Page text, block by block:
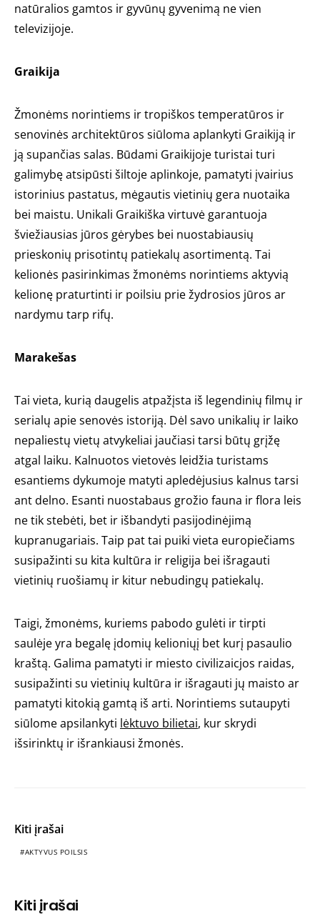
natūralios gamtos ir gyvūnų gyvenimą ne vien
televizijoje.
Graikija
Žmonėms norintiems ir tropiškos temperatūros ir
senovinės architektūros siūloma aplankyti Graikiją ir
ją supančias salas. Būdami Graikijoje turistai turi
galimybę atsipūsti šiltoje aplinkoje, pamatyti įvairius
istorinius pastatus, mėgautis vietinių gera nuotaika
bei maistu. Unikali Graikiška virtuvė garantuoja
šviežiausias jūros gėrybes bei nuostabiausių
prieskonių prisotintų patiekalų asortimentą. Tai
kelionės pasirinkimas žmonėms norintiems aktyvią
kelionę praturtinti ir poilsiu prie žydrosios jūros ar
nardymu tarp rifų.
Marakešas
Tai vieta, kurią daugelis atpažįsta iš legendinių filmų ir
serialų apie senovės istoriją. Dėl savo unikalių ir laiko
nepaliestų vietų atvykeliai jaučiasi tarsi būtų grįžę
atgal laiku. Kalnuotos vietovės leidžia turistams
esantiems dykumoje matyti apledėjusius kalnus tarsi
ant delno. Esanti nuostabaus grožio fauna ir flora leis
ne tik stebėti, bet ir išbandyti pasijodinėjimą
kupranugariais. Taip pat tai puiki vieta europiečiams
susipažinti su kita kultūra ir religija bei išragauti
vietinių ruošiamų ir kitur nebudingų patiekalų.
Taigi, žmonėms, kuriems pabodo gulėti ir tirpti
saulėje yra begalę įdomių kelioniųį bet kurį pasaulio
kraštą. Galima pamatyti ir miesto civilizaicjos raidas,
susipažinti su vietinių kultūra ir išragauti jų maisto ar
pamatyti kitokią gamtą iš arti. Norintiems sutaupyti
siūlome apsilankyti lėktuvo bilietai, kur skrydi
išsirinktų ir išrankiausi žmonės.
Kiti įrašai
AKTYVUS POILSIS
Kiti įrašai